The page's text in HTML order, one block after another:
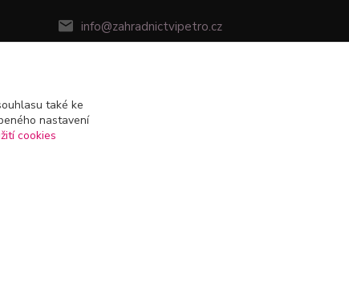
info@zahradnictvipetro.cz
také ke
nastavení
cookies